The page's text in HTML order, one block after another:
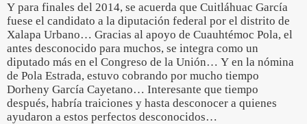
Y para finales del 2014, se acuerda que Cuitláhuac García
fuese el candidato a la diputación federal por el distrito de
Xalapa Urbano… Gracias al apoyo de Cuauhtémoc Pola, el
antes desconocido para muchos, se integra como un
diputado más en el Congreso de la Unión… Y en la nómina
de Pola Estrada, estuvo cobrando por mucho tiempo
Dorheny García Cayetano… Interesante que tiempo
después, habría traiciones y hasta desconocer a quienes
ayudaron a estos perfectos desconocidos…